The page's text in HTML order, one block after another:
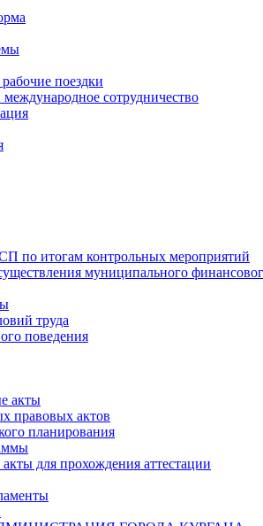
поездки
сотрудничество
по итогам контрольных мероприятий
муниципального
труда
поведения
акты
правовых актов
планирования
для прохождения аттестации